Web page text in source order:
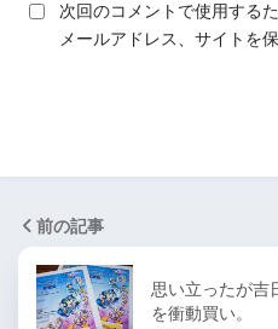
次回のコメントで使用する
メールアドレス、サイトを保
前の記事
思い立ったが吉
を衝動買い。